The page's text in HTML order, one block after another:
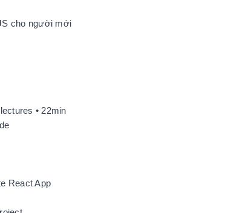
cho người mới
• 22min
React App